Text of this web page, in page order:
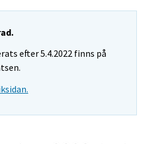
efter 5.4.2022 finns på